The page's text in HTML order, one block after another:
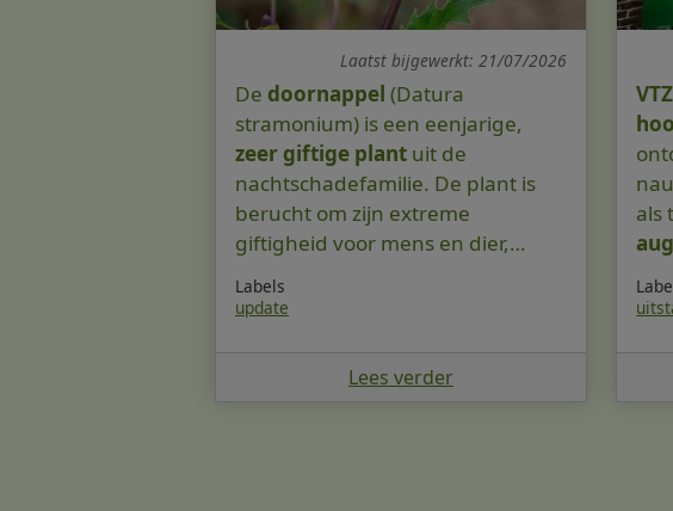
Laatst bijgewerkt: 21/07/2026
De doornappel (Datura
stramonium) is een eenjarige,
zeer giftige plant uit de
nachtschadefamilie. De plant is
berucht om zijn extreme
giftigheid voor mens en dier,…
Labels
update
Lees verder
als